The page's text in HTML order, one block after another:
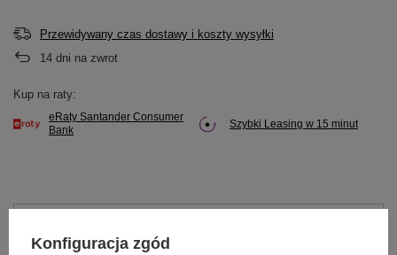
Przewidywany czas dostawy i koszty wysyłki
14 dni na zwrot
Kup na raty:
eRaty Santander Consumer
Bank
Szybki Leasing w 15 minut
Zadaj pytanie a my odpowiemy niezwłocznie,
Konfiguracja zgód